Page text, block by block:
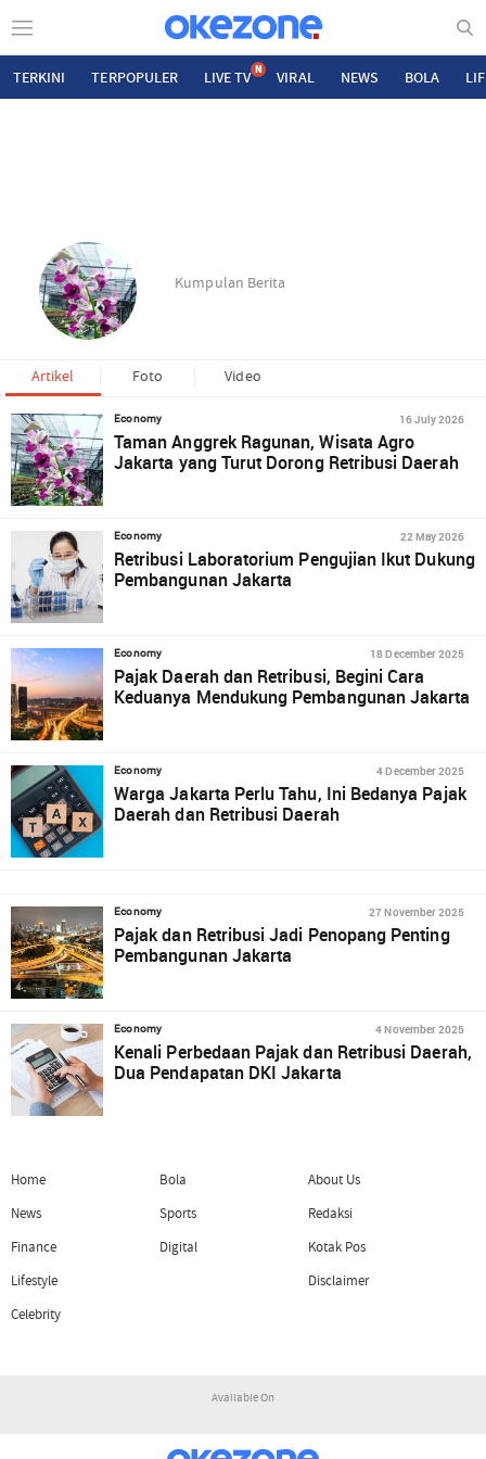
TERKINI TERPOPULER LIVE TV N VIRAL NEWS BOLA
Kumpulan Berita
Artikel Foto Video
Economy 16 July 2026
Taman Anggrek Ragunan, Wisata Agro
Jakarta yang Turut Dorong Retribusi Daerah
Economy 22 May 2026
Retribusi Laboratorium Pengujian Ikut Dukung
Pembangunan Jakarta
Economy 18 December 2025
Pajak Daerah dan Retribusi, Begini Cara
Keduanya Mendukung Pembangunan Jakarta
Economy 4 December 2025
Warga Jakarta Perlu Tahu, Ini Bedanya Pajak
Daerah dan Retribusi Daerah
Economy 27 November 2025
Pajak dan Retribusi Jadi Penopang Penting
Pembangunan Jakarta
Economy 4 November 2025
Kenali Perbedaan Pajak dan Retribusi Daerah,
Dua Pendapatan DKI Jakarta
Home
News
Finance
Lifestyle
Celebrity
Bola
Sports
Digital
About Us
Redaksi
Kotak Pos
Disclaimer
Available On